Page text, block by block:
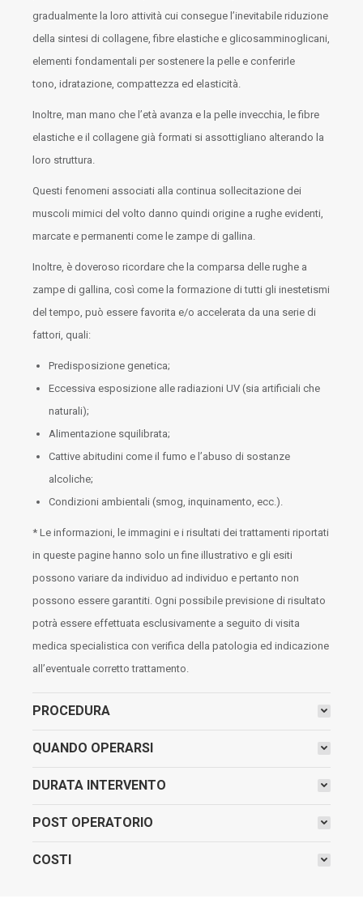
gradualmente la loro attività cui consegue l’inevitabile riduzione
della sintesi di collagene, fibre elastiche e glicosamminoglicani,
elementi fondamentali per sostenere la pelle e conferirle
tono, idratazione, compattezza ed elasticità.
Inoltre, man mano che l’età avanza e la pelle invecchia, le fibre
elastiche e il collagene già formati si assottigliano alterando la
loro struttura.
Questi fenomeni associati alla continua sollecitazione dei
muscoli mimici del volto danno quindi origine a rughe evidenti,
marcate e permanenti come le zampe di gallina.
Inoltre, è doveroso ricordare che la comparsa delle rughe a
zampe di gallina, così come la formazione di tutti gli inestetismi
del tempo, può essere favorita e/o accelerata da una serie di
fattori, quali:
Predisposizione genetica;
Eccessiva esposizione alle radiazioni UV (sia artificiali che
naturali);
Alimentazione squilibrata;
Cattive abitudini come il fumo e l’abuso di sostanze
alcoliche;
Condizioni ambientali (smog, inquinamento, ecc.).
* Le informazioni, le immagini e i risultati dei trattamenti riportati
in queste pagine hanno solo un fine illustrativo e gli esiti
possono variare da individuo ad individuo e pertanto non
possono essere garantiti. Ogni possibile previsione di risultato
potrà essere effettuata esclusivamente a seguito di visita
medica specialistica con verifica della patologia ed indicazione
all’eventuale corretto trattamento.
PROCEDURA
QUANDO OPERARSI
DURATA INTERVENTO
POST OPERATORIO
COSTI